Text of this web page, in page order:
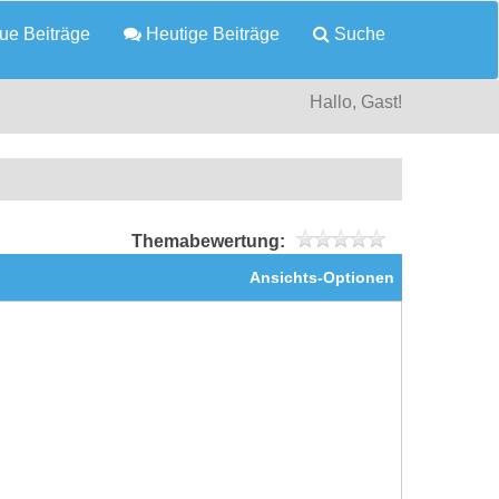
Beiträge Heutige Beiträge Suche
Hallo, Gast!
Themabewertung:
Ansichts-Optionen